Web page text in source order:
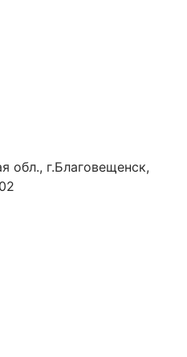
обл., г.Благовещенск,